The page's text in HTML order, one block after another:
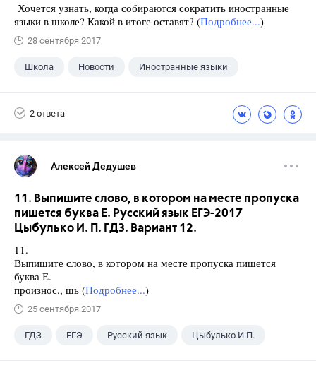
Хочется узнать, когда собираются сократить иностранные
языки в школе? Какой в итоге оставят? (Подробнее...)
28 сентября 2017
Школа Новости Иностранные языки
2 ответа
Алексей Дедушев
11. Выпишите слово, в котором на месте пропуска
пишется буква Е. Русский язык ЕГЭ-2017
Цыбулько И. П. ГДЗ. Вариант 12.
11.
Выпишите слово, в котором на месте пропуска пишется
буква Е.
произнос., шь (Подробнее...)
25 сентября 2017
ГДЗ ЕГЭ Русский язык Цыбулько И.П.